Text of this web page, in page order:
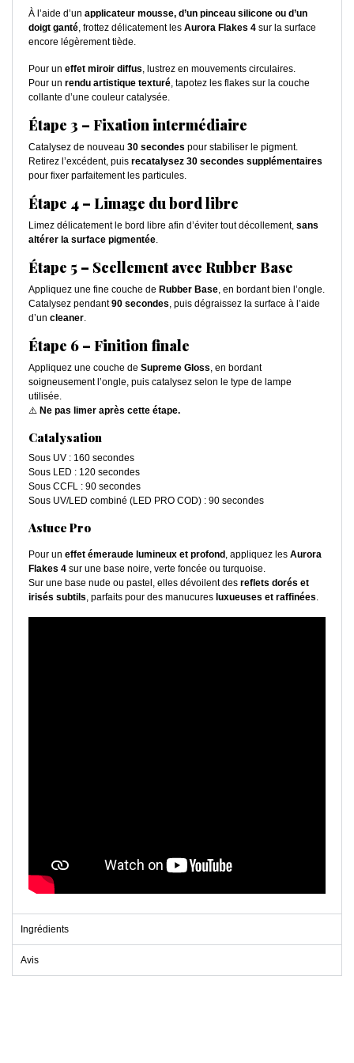
À l’aide d’un applicateur mousse, d’un pinceau silicone ou d’un
doigt ganté, frottez délicatement les Aurora Flakes 4 sur la surface
encore légèrement tiède.
Pour un effet miroir diffus, lustrez en mouvements circulaires.
Pour un rendu artistique texturé, tapotez les flakes sur la couche
collante d’une couleur catalysée.
Étape 3 – Fixation intermédiaire
Catalysez de nouveau 30 secondes pour stabiliser le pigment.
Retirez l’excédent, puis recatalysez 30 secondes supplémentaires
pour fixer parfaitement les particules.
Étape 4 – Limage du bord libre
Limez délicatement le bord libre afin d’éviter tout décollement, sans
altérer la surface pigmentée.
Étape 5 – Scellement avec Rubber Base
Appliquez une fine couche de Rubber Base, en bordant bien l’ongle.
Catalysez pendant90 secondes, puis dégraissez la surface à l’aide
d’un cleaner.
Étape 6 – Finition finale
Appliquez une couche de Supreme Gloss, en bordant
soigneusement l’ongle, puis catalysez selon le type de lampe
utilisée.
⚠️ Ne pas limer après cette étape.
Catalysation
Sous UV : 160 secondes
Sous LED : 120 secondes
Sous CCFL : 90 secondes
Sous UV/LED combiné (LED PRO COD) : 90 secondes
Astuce Pro
Pour un effet émeraude lumineux et profond , appliquez les Aurora
Flakes 4 sur une base noire, verte foncée ou turquoise.
Sur une base nude ou pastel, elles dévoilent des reflets dorés et
irisés subtils, parfaits pour des manucures luxueuses et raffinées.
Ingrédients
Avis